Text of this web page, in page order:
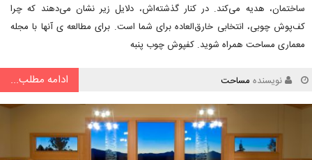
ساختمان، هدیه می‌کند. در کنار گذشته‌اش، دلایل زیر نشان می‌دهند که چرا
کف‌پوش چوبی، انتخابی خارق‌العاده برای شما است. برای مطالعه ی آنها با مجله
معماری مساحت همراه شوید. کفپوش چوب پنبه
نویسنده مساحت ادامه مطلب...